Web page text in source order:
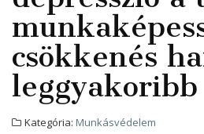
csökkenés
Kategória: Munkásvédelem